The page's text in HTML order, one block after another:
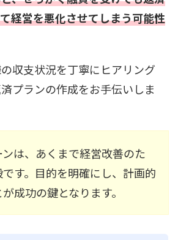
経営を悪化させてしまう可能性
収支状況を丁寧にヒアリング
プランの作成をお手伝いしま
は、あくまで経営改善のた
す。目的を明確にし、計画的
成功の鍵となります。